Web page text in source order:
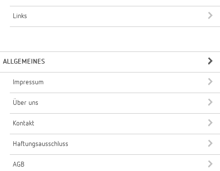
Links
ALLGEMEINES
Impressum
Über uns
Kontakt
Haftungsausschluss
AGB